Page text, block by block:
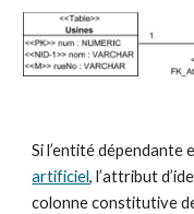
Si l’entité
artificiel, l’attribut
colonne constitutive